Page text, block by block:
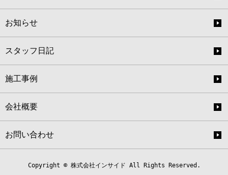
お知らせ
スタッフ日記
施工事例
会社概要
お問い合わせ
Copyright © 株式会社インサイド All Rights Reserved.